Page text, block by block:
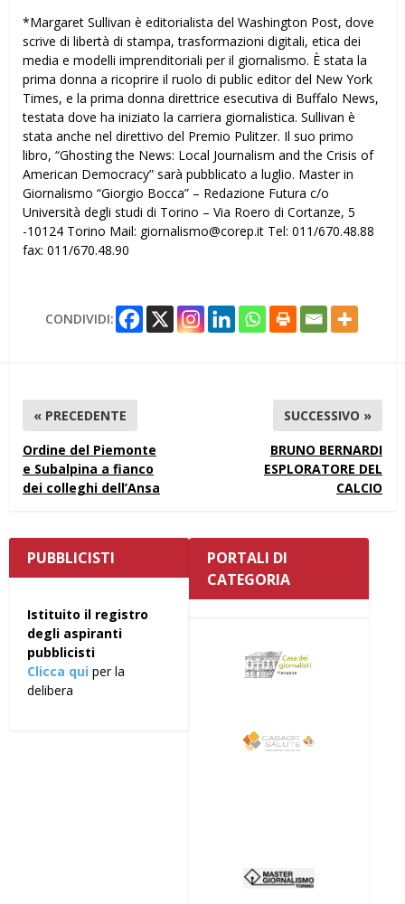
*Margaret Sullivan è editorialista del Washington Post, dove
scrive di libertà di stampa, trasformazioni digitali, etica dei
media e modelli imprenditoriali per il giornalismo. È stata la
prima donna a ricoprire il ruolo di public editor del New York
Times, e la prima donna direttrice esecutiva di Buffalo News,
testata dove ha iniziato la carriera giornalistica. Sullivan è
stata anche nel direttivo del Premio Pulitzer. Il suo primo
libro, “Ghosting the News: Local Journalism and the Crisis of
American Democracy” sarà pubblicato a luglio. Master in
Giornalismo “Giorgio Bocca” – Redazione Futura c/o
Università degli studi di Torino – Via Roero di Cortanze, 5
-10124 Torino Mail: giornalismo@corep.it Tel: 011/670.48.88
fax: 011/670.48.90
CONDIVIDI:
« PRECEDENTE
Ordine del Piemonte
e Subalpina a fianco
dei colleghi dell’Ansa
SUCCESSIVO »
BRUNO BERNARDI
ESPLORATORE DEL
CALCIO
PUBBLICISTI
Istituito il registro
degli aspiranti
pubblicisti
Clicca qui per la
delibera
PORTALI DI
CATEGORIA